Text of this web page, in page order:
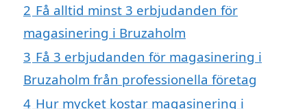
2 Få alltid minst 3 erbjudanden för
magasinering i Bruzaholm
3 Få 3 erbjudanden för magasinering i
Bruzaholm från professionella företag
4 Hur mycket kostar magasinering i